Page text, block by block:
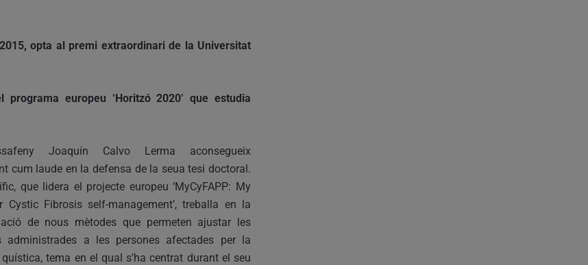
opta al premi extraordinari de la Universitat
europeu ‘Horitzó 2020’ que estudia
Joaquín Calvo Lerma aconsegueix
cum laude en la defensa de la seua tesi doctoral.
que lidera el projecte europeu ‘MyCyFAPP: My
Cystic Fibrosis self-management’, treballa en la
de nous mètodes que permeten ajustar les
administrades a les persones afectades per la
tema en el qual s’ha centrat durant el seu